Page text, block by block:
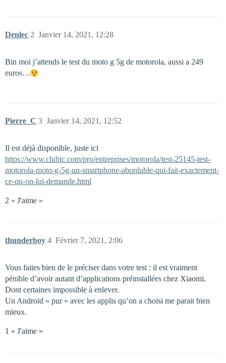
Denlec Janvier 14, 2021, 12:28
2
Bin moi j’attends le test du moto g 5g de motorola, aussi a 249
euros…
Pierre_C Janvier 14, 2021, 12:52
3
Il est déjà disponible, juste ici
https://www.clubic.com/pro/entreprises/motorola/test-25145-test-
motorola-moto-g-5g-un-smartphone-abordable-qui-fait-exactement-
ce-qu-on-lui-demande.html
2 « J'aime »
thunderboy Février 7, 2021, 2:06
4
Vous faites bien de le préciser dans votre test : il est vraiment
pénible d’avoir autant d’applications préinstallées chez Xiaomi.
Dont certaines impossible à enlever.
Un Androïd « pur » avec les applis qu’on a choisi me parait bien
mieux.
1 « J'aime »